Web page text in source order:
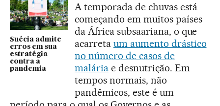
Suécia admite
erros em sua
estratégia
contra a
pandemia
A temporada de chuvas está
começando em muitos países
da África subsaariana, o que
acarreta um aumento drástico
no número de casos de
maláriae desnutrição. Em
tempos normais, não
pandêmicos, este é um